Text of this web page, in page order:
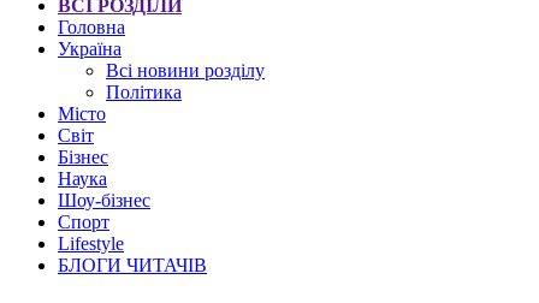
ВСІ РОЗДІЛИ
Головна
Україна
Всі новини розділу
Політика
Місто
Світ
Бізнес
Наука
Шоу-бізнес
Спорт
Lifestyle
БЛОГИ ЧИТАЧІВ